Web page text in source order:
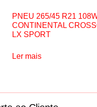
PNEU 265/45 R21
CONTINENTAL
LX SPORT
Ler mais